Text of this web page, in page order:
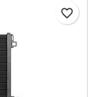
favorite_border